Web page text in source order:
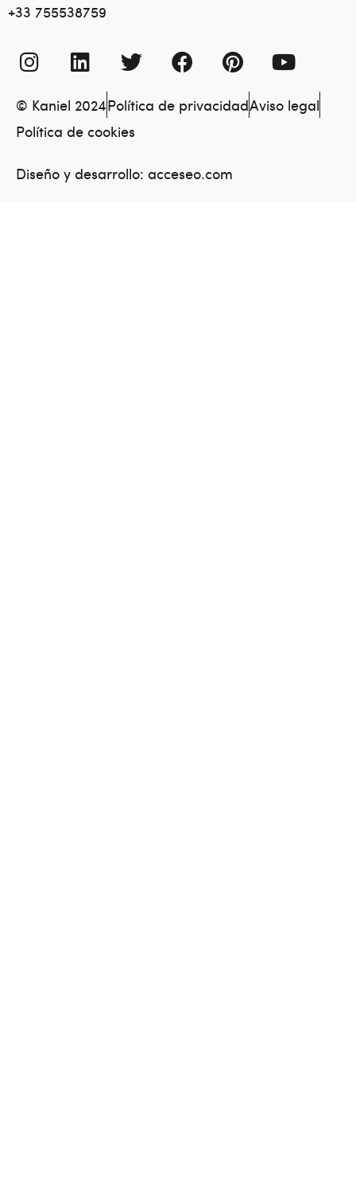
+33 755538759
© Kaniel 2024Política de privacidadAviso legal
Política de cookies
Diseño y desarrollo: acceseo.com